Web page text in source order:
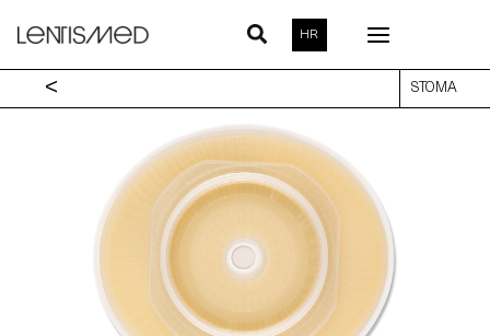
HR
< STOMA